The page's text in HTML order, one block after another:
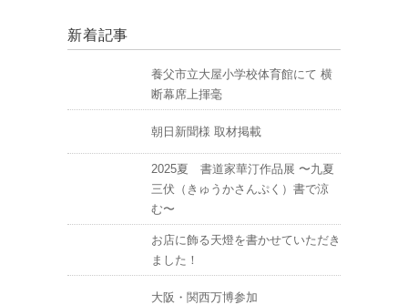
新着記事
養父市立大屋小学校体育館にて 横
断幕席上揮毫
朝日新聞様 取材掲載
2025夏 書道家華汀作品展 〜九夏
三伏（きゅうかさんぷく）書で涼
む〜
お店に飾る天燈を書かせていただき
ました！
大阪・関西万博参加